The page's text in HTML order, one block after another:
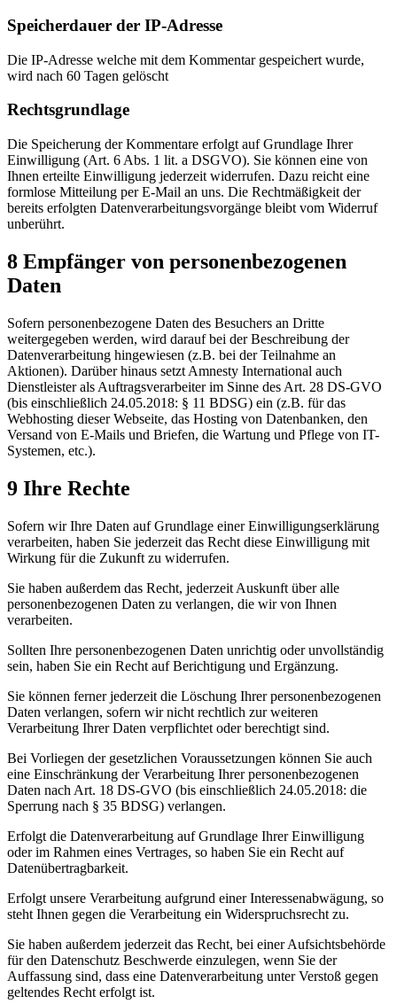
Speicherdauer der IP-Adresse
Die IP-Adresse welche mit dem Kommentar gespeichert wurde,
wird nach 60 Tagen gelöscht
Rechtsgrundlage
Die Speicherung der Kommentare erfolgt auf Grundlage Ihrer
Einwilligung (Art. 6 Abs. 1 lit. a DSGVO). Sie können eine von
Ihnen erteilte Einwilligung jederzeit widerrufen. Dazu reicht eine
formlose Mitteilung per E-Mail an uns. Die Rechtmäßigkeit der
bereits erfolgten Datenverarbeitungsvorgänge bleibt vom Widerruf
unberührt.
8 Empfänger von personenbezogenen
Daten
Sofern personenbezogene Daten des Besuchers an Dritte
weitergegeben werden, wird darauf bei der Beschreibung der
Datenverarbeitung hingewiesen (z.B. bei der Teilnahme an
Aktionen). Darüber hinaus setzt Amnesty International auch
Dienstleister als Auftragsverarbeiter im Sinne des Art. 28 DS-GVO
(bis einschließlich 24.05.2018: § 11 BDSG) ein (z.B. für das
Webhosting dieser Webseite, das Hosting von Datenbanken, den
Versand von E-Mails und Briefen, die Wartung und Pflege von IT-
Systemen, etc.).
9 Ihre Rechte
Sofern wir Ihre Daten auf Grundlage einer Einwilligungserklärung
verarbeiten, haben Sie jederzeit das Recht diese Einwilligung mit
Wirkung für die Zukunft zu widerrufen.
Sie haben außerdem das Recht, jederzeit Auskunft über alle
personenbezogenen Daten zu verlangen, die wir von Ihnen
verarbeiten.
Sollten Ihre personenbezogenen Daten unrichtig oder unvollständig
sein, haben Sie ein Recht auf Berichtigung und Ergänzung.
Sie können ferner jederzeit die Löschung Ihrer personenbezogenen
Daten verlangen, sofern wir nicht rechtlich zur weiteren
Verarbeitung Ihrer Daten verpflichtet oder berechtigt sind.
Bei Vorliegen der gesetzlichen Voraussetzungen können Sie auch
eine Einschränkung der Verarbeitung Ihrer personenbezogenen
Daten nach Art. 18 DS-GVO (bis einschließlich 24.05.2018: die
Sperrung nach § 35 BDSG) verlangen.
Erfolgt die Datenverarbeitung auf Grundlage Ihrer Einwilligung
oder im Rahmen eines Vertrages, so haben Sie ein Recht auf
Datenübertragbarkeit.
Erfolgt unsere Verarbeitung aufgrund einer Interessenabwägung, so
steht Ihnen gegen die Verarbeitung ein Widerspruchsrecht zu.
Sie haben außerdem jederzeit das Recht, bei einer Aufsichtsbehörde
für den Datenschutz Beschwerde einzulegen, wenn Sie der
Auffassung sind, dass eine Datenverarbeitung unter Verstoß gegen
geltendes Recht erfolgt ist.